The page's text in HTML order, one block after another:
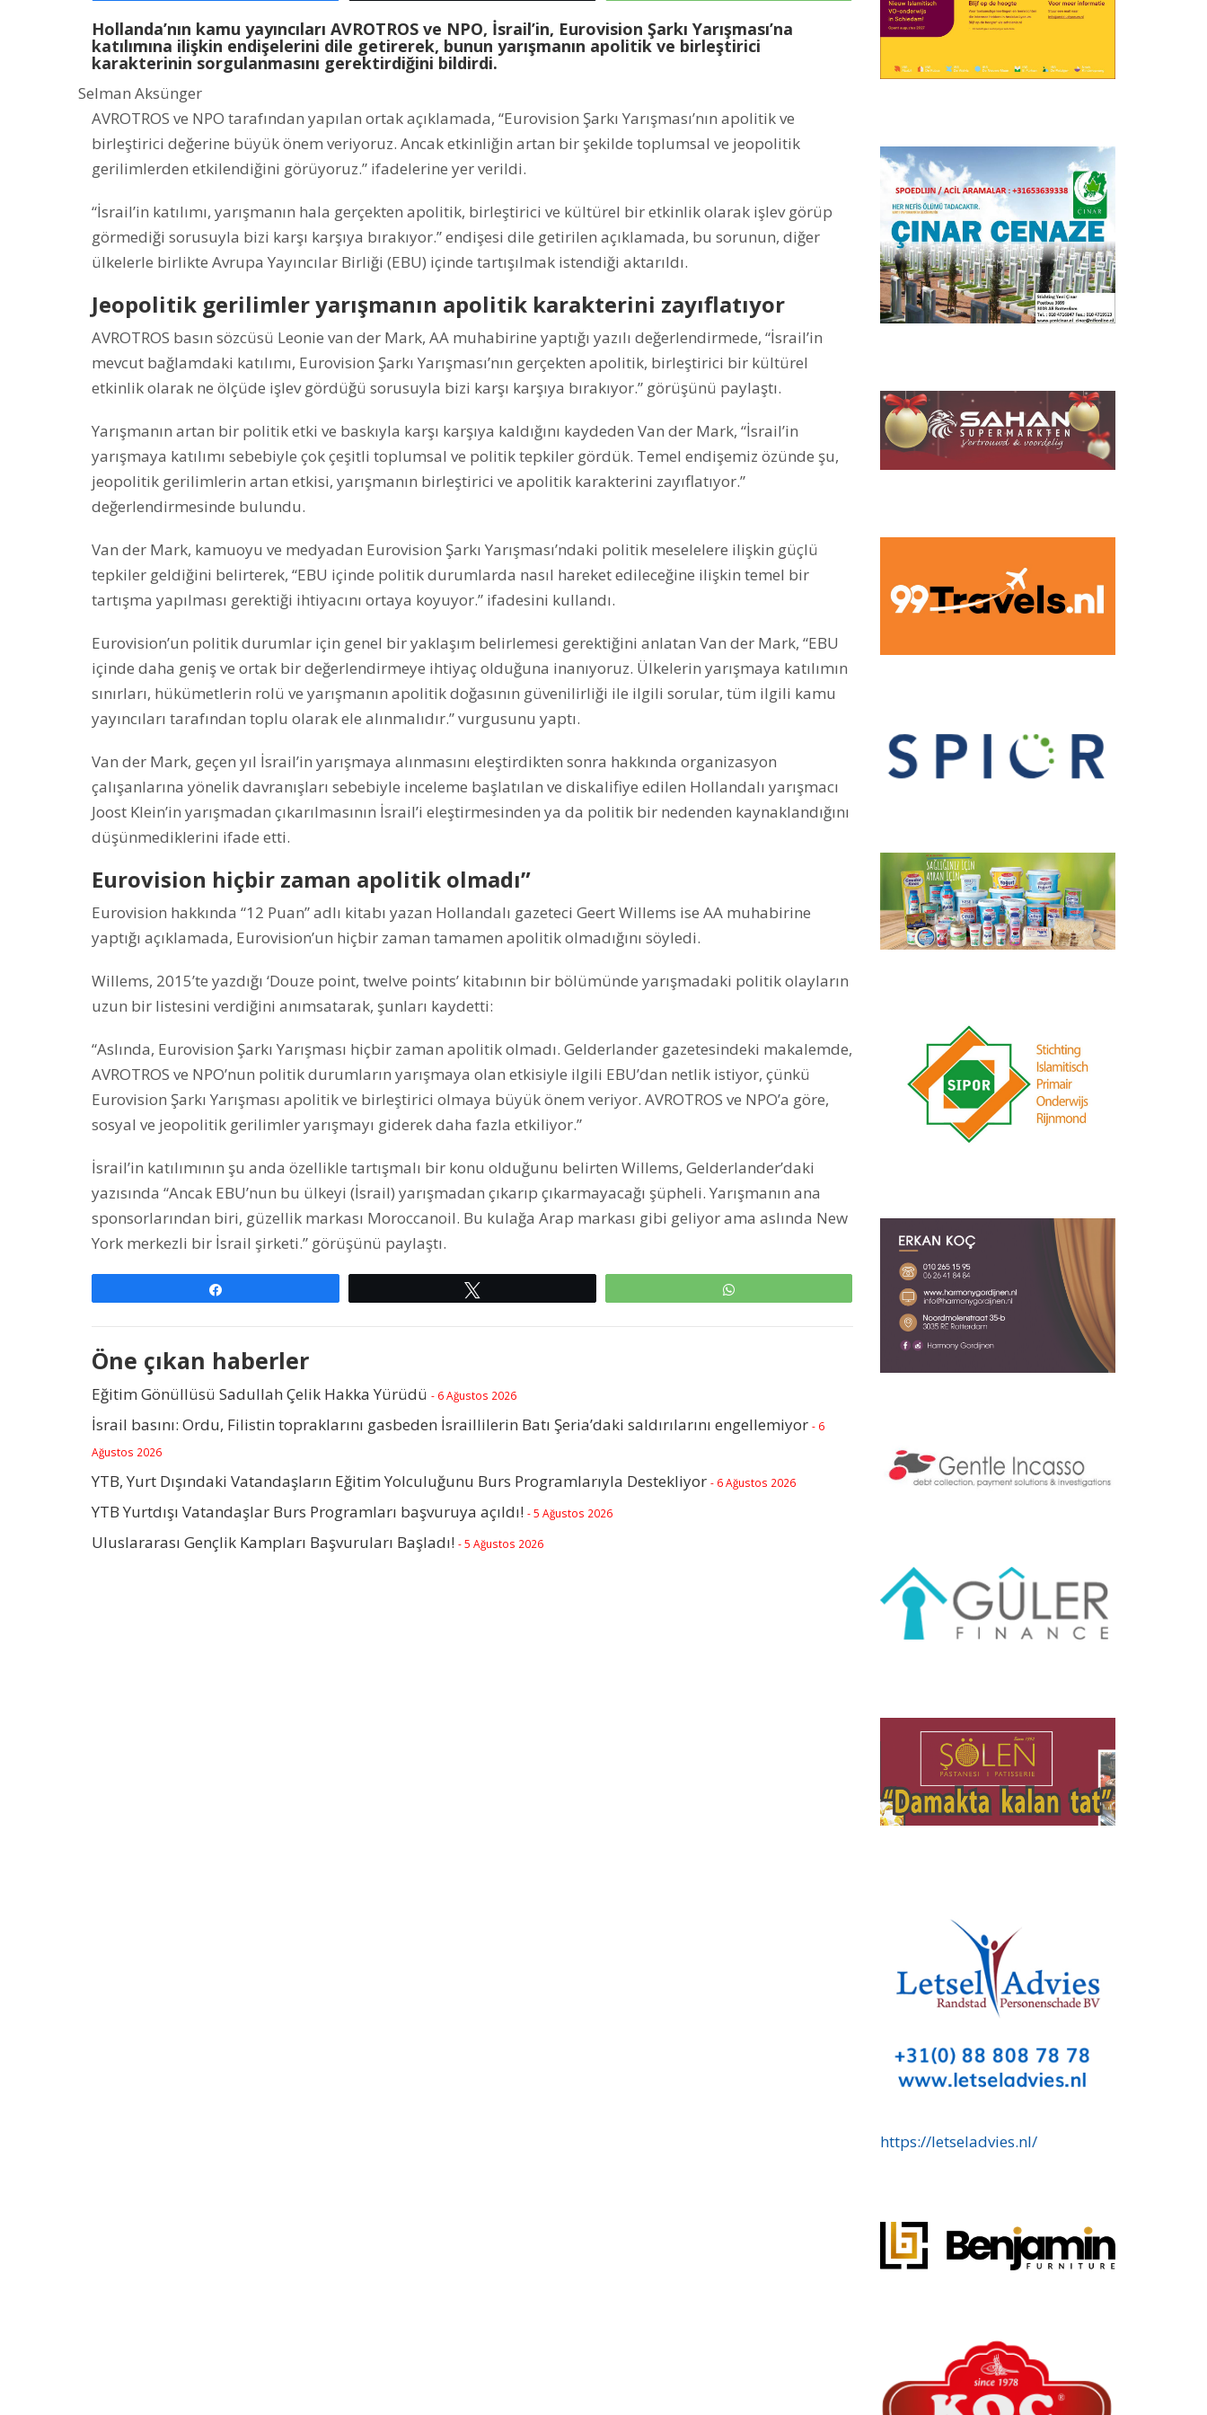
Hollanda’nın kamu yayıncıları AVROTROS ve NPO, İsrail’in, Eurovision Şarkı Yarışması’na
katılımına ilişkin endişelerini dile getirerek, bunun yarışmanın apolitik ve birleştirici
karakterinin sorgulanmasını gerektirdiğini bildirdi.
Selman Aksünger
AVROTROS ve NPO tarafından yapılan ortak açıklamada, “Eurovision Şarkı Yarışması’nın apolitik ve
birleştirici değerine büyük önem veriyoruz. Ancak etkinliğin artan bir şekilde toplumsal ve jeopolitik
gerilimlerden etkilendiğini görüyoruz.” ifadelerine yer verildi.
“İsrail’in katılımı, yarışmanın hala gerçekten apolitik, birleştirici ve kültürel bir etkinlik olarak işlev görüp
görmediği sorusuyla bizi karşı karşıya bırakıyor.” endişesi dile getirilen açıklamada, bu sorunun, diğer
ülkelerle birlikte Avrupa Yayıncılar Birliği (EBU) içinde tartışılmak istendiği aktarıldı.
Jeopolitik gerilimler yarışmanın apolitik karakterini zayıflatıyor
AVROTROS basın sözcüsü Leonie van der Mark, AA muhabirine yaptığı yazılı değerlendirmede, “İsrail’in
mevcut bağlamdaki katılımı, Eurovision Şarkı Yarışması’nın gerçekten apolitik, birleştirici bir kültürel
etkinlik olarak ne ölçüde işlev gördüğü sorusuyla bizi karşı karşıya bırakıyor.” görüşünü paylaştı.
Yarışmanın artan bir politik etki ve baskıyla karşı karşıya kaldığını kaydeden Van der Mark, “İsrail’in
yarışmaya katılımı sebebiyle çok çeşitli toplumsal ve politik tepkiler gördük. Temel endişemiz özünde şu,
jeopolitik gerilimlerin artan etkisi, yarışmanın birleştirici ve apolitik karakterini zayıflatıyor.”
değerlendirmesinde bulundu.
Van der Mark, kamuoyu ve medyadan Eurovision Şarkı Yarışması’ndaki politik meselelere ilişkin güçlü
tepkiler geldiğini belirterek, “EBU içinde politik durumlarda nasıl hareket edileceğine ilişkin temel bir
tartışma yapılması gerektiği ihtiyacını ortaya koyuyor.” ifadesini kullandı.
Eurovision’un politik durumlar için genel bir yaklaşım belirlemesi gerektiğini anlatan Van der Mark, “EBU
içinde daha geniş ve ortak bir değerlendirmeye ihtiyaç olduğuna inanıyoruz. Ülkelerin yarışmaya katılımın
sınırları, hükümetlerin rolü ve yarışmanın apolitik doğasının güvenilirliği ile ilgili sorular, tüm ilgili kamu
yayıncıları tarafından toplu olarak ele alınmalıdır.” vurgusunu yaptı.
Van der Mark, geçen yıl İsrail’in yarışmaya alınmasını eleştirdikten sonra hakkında organizasyon
çalışanlarına yönelik davranışları sebebiyle inceleme başlatılan ve diskalifiye edilen Hollandalı yarışmacı
Joost Klein’in yarışmadan çıkarılmasının İsrail’i eleştirmesinden ya da politik bir nedenden kaynaklandığını
düşünmediklerini ifade etti.
Eurovision hiçbir zaman apolitik olmadı”
Eurovision hakkında “12 Puan” adlı kitabı yazan Hollandalı gazeteci Geert Willems ise AA muhabirine
yaptığı açıklamada, Eurovision’un hiçbir zaman tamamen apolitik olmadığını söyledi.
Willems, 2015’te yazdığı ‘Douze point, twelve points’ kitabının bir bölümünde yarışmadaki politik olayların
uzun bir listesini verdiğini anımsatarak, şunları kaydetti:
“Aslında, Eurovision Şarkı Yarışması hiçbir zaman apolitik olmadı. Gelderlander gazetesindeki makalemde,
AVROTROS ve NPO’nun politik durumların yarışmaya olan etkisiyle ilgili EBU’dan netlik istiyor, çünkü
Eurovision Şarkı Yarışması apolitik ve birleştirici olmaya büyük önem veriyor. AVROTROS ve NPO’a göre,
sosyal ve jeopolitik gerilimler yarışmayı giderek daha fazla etkiliyor.”
İsrail’in katılımının şu anda özellikle tartışmalı bir konu olduğunu belirten Willems, Gelderlander’daki
yazısında “Ancak EBU’nun bu ülkeyi (İsrail) yarışmadan çıkarıp çıkarmayacağı şüpheli. Yarışmanın ana
sponsorlarından biri, güzellik markası Moroccanoil. Bu kulağa Arap markası gibi geliyor ama aslında New
York merkezli bir İsrail şirketi.” görüşünü paylaştı.
Öne çıkan haberler
Eğitim Gönüllüsü Sadullah Çelik Hakka Yürüdü - 6 Ağustos 2026
İsrail basını: Ordu, Filistin topraklarını gasbeden İsraillilerin Batı Şeria’daki saldırılarını engellemiyor - 6
Ağustos 2026
YTB, Yurt Dışındaki Vatandaşların Eğitim Yolculuğunu Burs Programlarıyla Destekliyor - 6 Ağustos 2026
YTB Yurtdışı Vatandaşlar Burs Programları başvuruya açıldı! - 5 Ağustos 2026
Uluslararası Gençlik Kampları Başvuruları Başladı! - 5 Ağustos 2026
https://letseladvies.nl/